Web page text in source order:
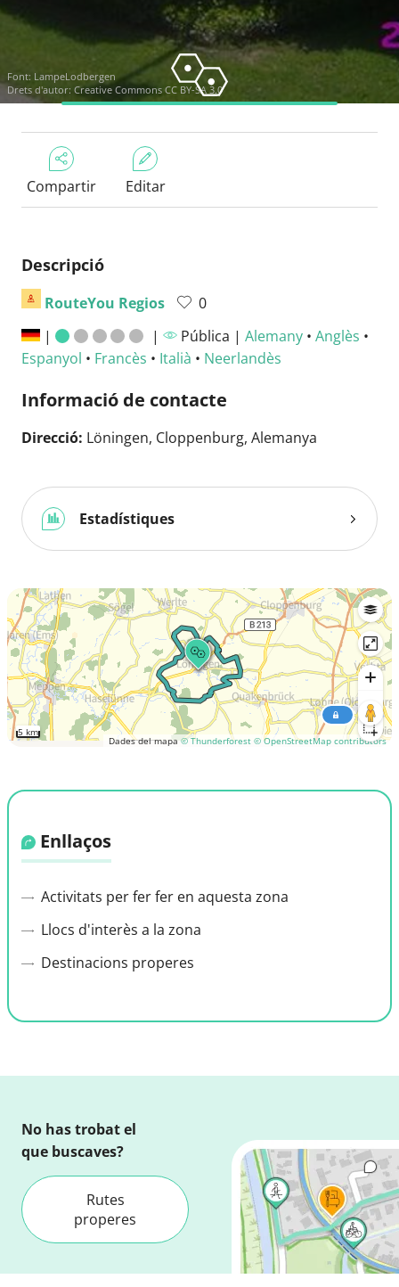
Font: LampeLodbergen
Drets d'autor: Creative Commons CC BY-SA 3.0
Compartir Editar
Descripció
RouteYou Regios
0
|
| Pública | Alemany• Anglès •
Espanyol • Francès • Italià • Neerlandès
Informació de contacte
Direcció: Löningen, Cloppenburg, Alemanya
Estadístiques
Dades del mapa © Thunderforest © OpenStreetMap contributors
5 km
Enllaços
Activitats per fer fer en aquesta zona
Llocs d'interès a la zona
Destinacions properes
No has trobat el
que buscaves?
Rutes
properes